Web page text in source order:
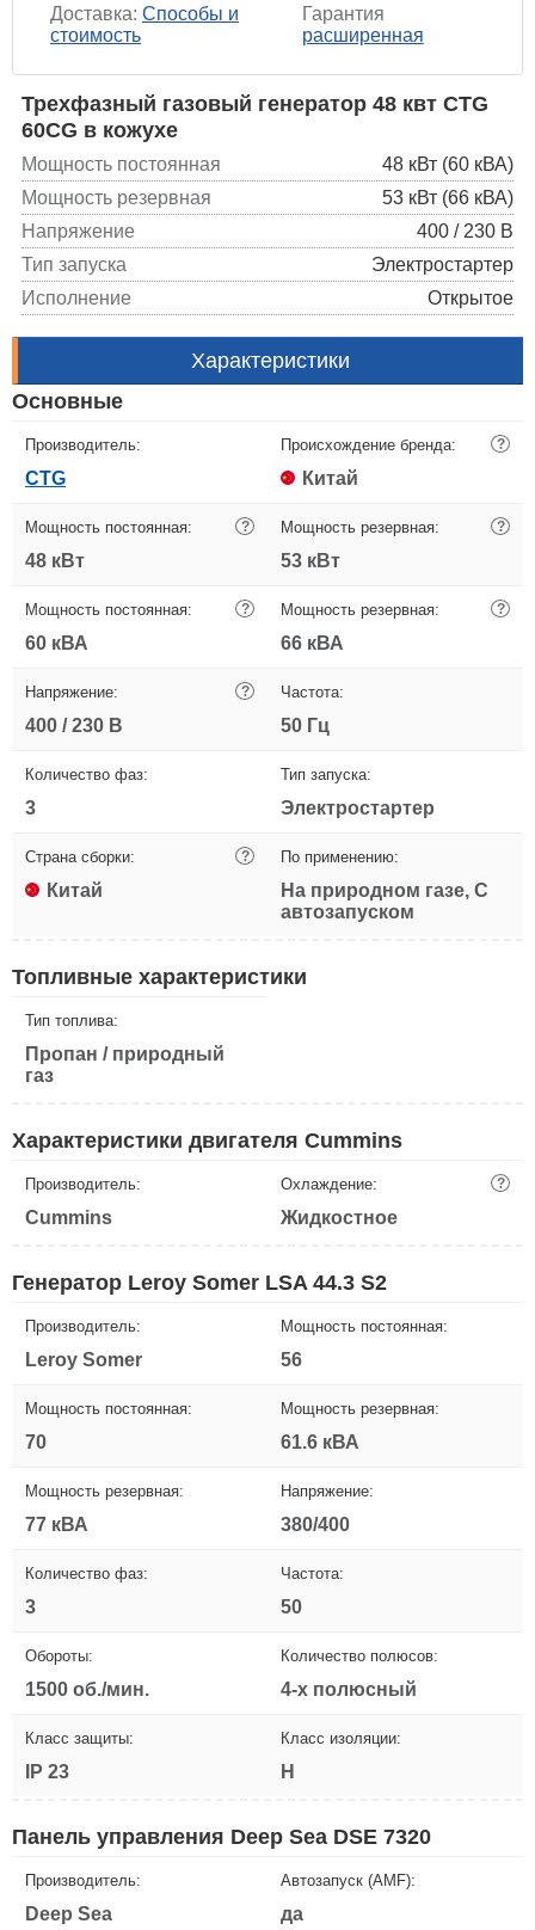
Доставка: Способы и
стоимость
Гарантия
расширенная
Трехфазный газовый генератор 48 квт CTG
60CG в кожухе
Мощность постоянная
48 кВт (60 кВА)
Мощность резервная
53 кВт (66 кВА)
Напряжение
400 / 230 В
Тип запуска
Электростартер
Исполнение
Открытое
Характеристики
Основные
Производитель:
CTG
Происхождение бренда: ?
Китай
Мощность постоянная: ?
48 кВт
Мощность резервная: ?
53 кВт
Мощность постоянная: ?
60 кВА
Мощность резервная: ?
66 кВА
Напряжение: ?
400 / 230 В
Частота:
50 Гц
Количество фаз:
3
Тип запуска:
Электростартер
Страна сборки: ?
Китай
По применению:
На природном газе, С
автозапуском
Топливные характеристики
Тип топлива:
Пропан / природный
газ
Характеристики двигателя Cummins
Производитель:
Cummins
Охлаждение: ?
Жидкостное
Генератор Leroy Somer LSA 44.3 S2
Производитель:
Leroy Somer
Мощность постоянная:
56
Мощность постоянная:
70
Мощность резервная:
61.6 кВА
Мощность резервная:
77 кВА
Напряжение:
380/400
Количество фаз:
3
Частота:
50
Обороты:
1500 об./мин.
Количество полюсов:
4-х полюсный
Класс защиты:
IP 23
Класс изоляции:
H
Панель управления Deep Sea DSE 7320
Производитель:
Deep Sea
Автозапуск (AMF):
да